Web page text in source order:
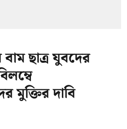
ছাত্র যুবদের
মুক্তির দাবি